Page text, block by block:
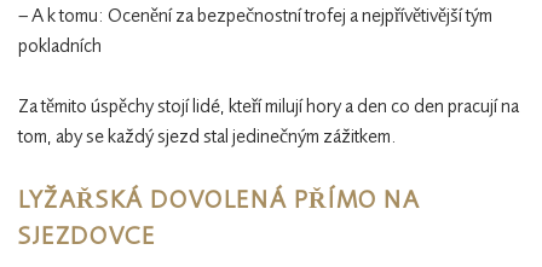
– A k tomu: Ocenění za bezpečnostní trofej a nejpřívětivější tým
pokladních
Za těmito úspěchy stojí lidé, kteří milují hory a den co den pracují na
tom, aby se každý sjezd stal jedinečným zážitkem.
LYŽAŘSKÁ DOVOLENÁ PŘÍMO NA
SJEZDOVCE